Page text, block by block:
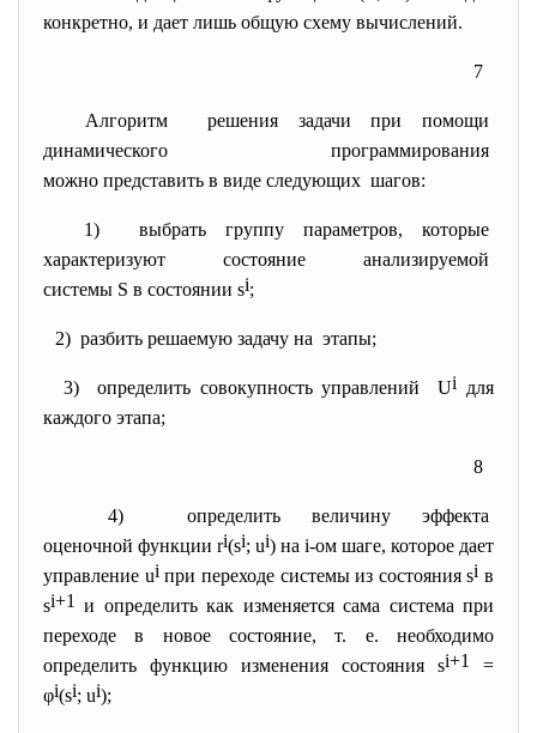
конкретно, и дает лишь общую схему вычислений.
7
Алгоритм решения задачи при помощи
динамического программирования
можно представить в виде следующих шагов:
1) выбрать группу параметров,которые
характеризуют состояние анализируемой
системы S в состоянии si;
2) разбить решаемую задачу на этапы;
3) определить совокупностьуправлений Ui для
каждого этапа;
8
4) определить величину эффекта
оценочной функции ri(si; ui) на i-ом шаге, которое дает
управление uiпри переходе системы из состояния si в
si+1 и определить как изменяется сама система при
переходе в новое состояние, т. е. необходимо
определить функцию изменения состояния si+1
=
φi(si; ui);